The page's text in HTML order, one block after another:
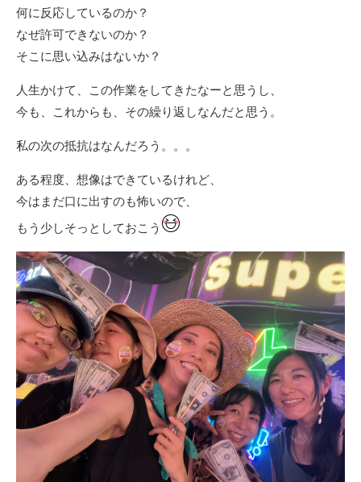
何に反応しているのか？
なぜ許可できないのか？
そこに思い込みはないか？
人生かけて、この作業をしてきたなーと思うし、
今も、これからも、その繰り返しなんだと思う。
私の次の抵抗はなんだろう。。。
ある程度、想像はできているけれど、
今はまだ口に出すのも怖いので、
もう少しそっとしておこう